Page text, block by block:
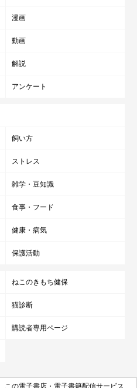
漫画
動画
解説
アンケート
飼い方
ストレス
雑学・豆知識
食事・フード
健康・病気
保護活動
ねこのきもち健保
猫診断
購読者専用ページ
この電子書店・電子書籍配信サービス